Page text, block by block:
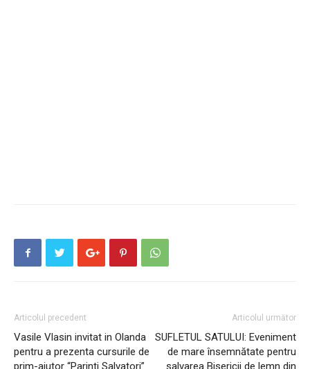
Articolul precedent
Vasile Vlasin invitat in Olanda
pentru a prezenta cursurile de
Articolul următor
SUFLETUL SATULUI: Eveniment
de mare însemnătate pentru